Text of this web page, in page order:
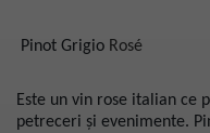
Pinot Grigio Rosé
Este un vin rose italian ce
petreceri și evenimente.